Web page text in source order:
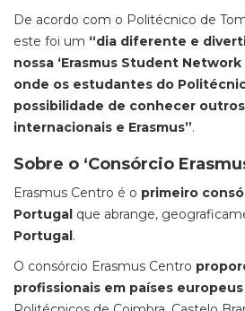
De acordo com o Politécnico de
este foi um “dia diferente e
nossa ‘Erasmus Student Network
onde os estudantes do
possibilidade de conhecer
internacionais e Erasmus”.
Sobre o ‘Consórcio
Erasmus Centro é o primeiro
Portugal que abrange,
Portugal.
O consórcio Erasmus Centro
profissionais em países europeus